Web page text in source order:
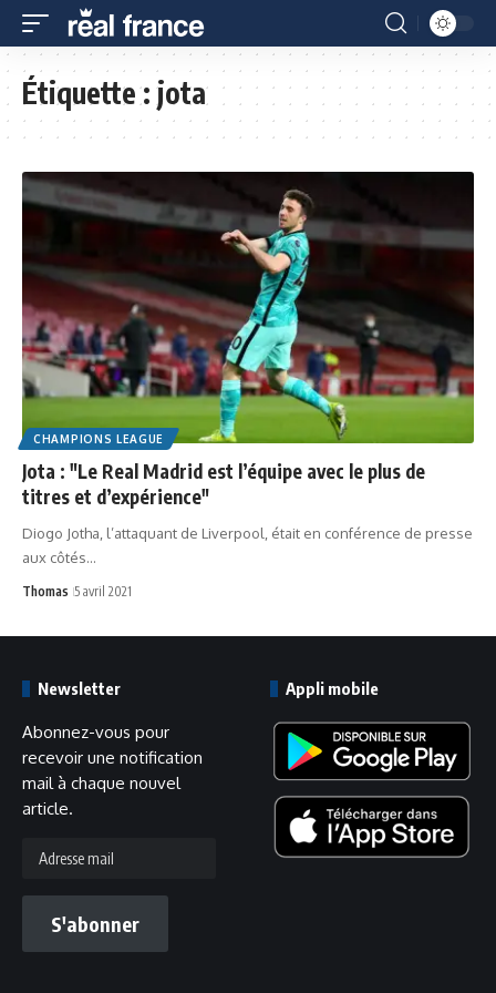
Étiquette :jota
CHAMPIONS LEAGUE
Jota : "Le Real Madrid est l’équipe avec le plus de
titres et d’expérience"
Diogo Jotha, l’attaquant de Liverpool, était en conférence de presse
aux côtés…
Thomas 5 avril 2021
Newsletter
Abonnez-vous pour
recevoir une notification
mail à chaque nouvel
article.
mail
S'abonner
Appli mobile